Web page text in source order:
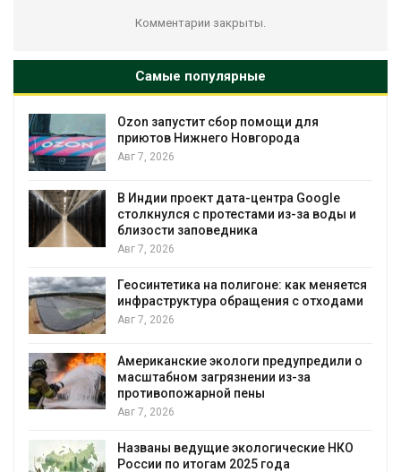
Комментарии закрыты.
Самые популярные
Ozon запустит сбор помощи для
приютов Нижнего Новгорода
Авг 7, 2026
В Индии проект дата-центра Google
столкнулся с протестами из-за воды и
близости заповедника
Авг 7, 2026
Геосинтетика на полигоне: как меняется
инфраструктура обращения с отходами
Авг 7, 2026
Американские экологи предупредили о
масштабном загрязнении из-за
противопожарной пены
Авг 7, 2026
Названы ведущие экологические НКО
России по итогам 2025 года